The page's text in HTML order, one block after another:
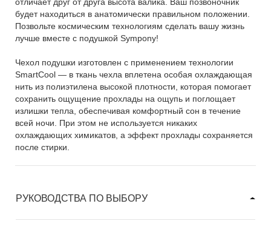
будет находиться в анатомически правильном положении.
Позвольте космическим технологиям сделать вашу жизнь
лучше вместе с подушкой Sympony!
Чехол подушки изготовлен с применением технологии
SmartCool — в ткань чехла вплетена особая охлаждающая
нить из полиэтилена высокой плотности, которая помогает
сохранить ощущение прохлады на ощупь и поглощает
излишки тепла, обеспечивая комфортный сон в течение
всей ночи. При этом не используется никаких
охлаждающих химикатов, а эффект прохлады сохраняется
после стирки.
РУКОВОДСТВА ПО ВЫБОРУ